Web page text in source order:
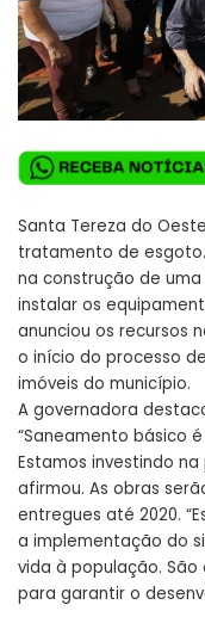
Santa Tereza do
tratamento de esgoto.
na construção de
instalar os
anunciou os recursos
o início do processo
imóveis do município.
A governadora
“Saneamento básico
Estamos investindo
afirmou. As obras
entregues até 2020.
a implementação do
vida à população.
para garantir o